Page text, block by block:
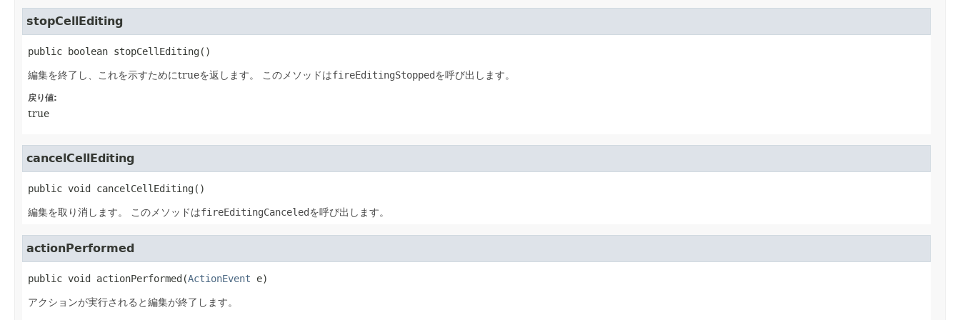
stopCellEditing
public boolean stopCellEditing()
編集を終了し、これを示すためにtrueを返します。 このメソッドはfireEditingStoppedを呼び出します。
戻り値:
true
cancelCellEditing
public void cancelCellEditing()
編集を取り消します。 このメソッドはfireEditingCanceledを呼び出します。
actionPerformed
public void actionPerformed ​(ActionEvent e)
アクションが実行されると編集が終了します。